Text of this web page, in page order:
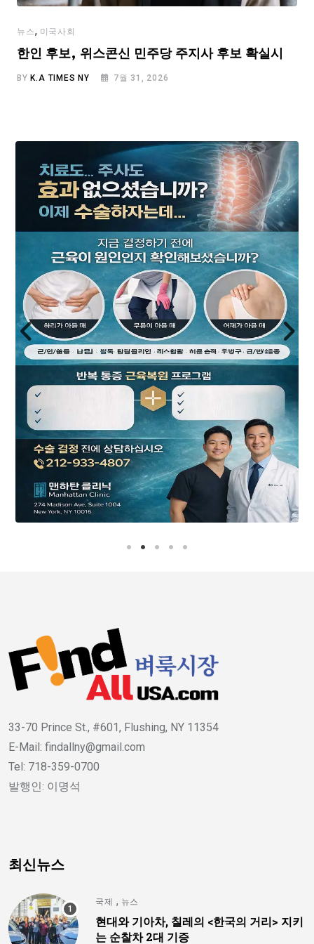
뉴스, 미국사회
한인 후보, 위스콘신 민주당 주지사 후보 확실시
BY K.A TIMES NY 7월 31, 2026
33-70 Prince St., #601, Flushing, NY 11354
E-Mail: findallny@gmail.com
Tel: 718-359-0700
발행인: 이명석
최신뉴스
국제 , 뉴스
현대와 기아차, 칠레의 <한국의 거리> 지키
는 순찰차 2대 기증